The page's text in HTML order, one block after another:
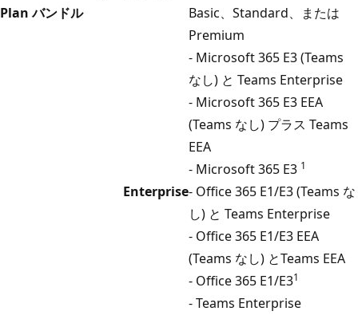
Plan バンドル
Basic、Standard、または
Premium
Enterprise
- Microsoft 365 E3 (Teams
なし) と Teams Enterprise
- Microsoft 365 E3 EEA
(Teams なし) プラス Teams
EEA
- Microsoft 365 E3 1
- Office 365 E1/E3 (Teams な
し) と Teams Enterprise
- Office 365 E1/E3 EEA
(Teams なし) とTeams EEA
- Office 365 E1/E31
- Teams Enterprise